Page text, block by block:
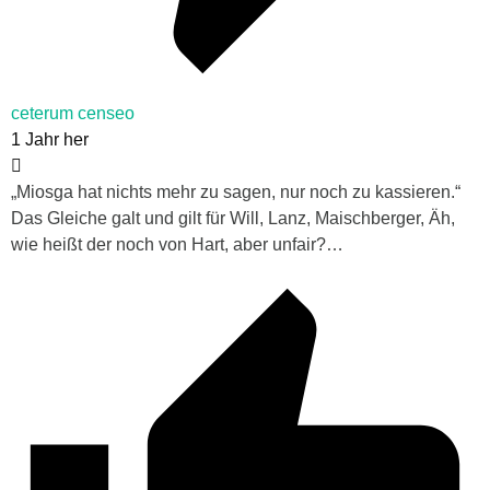
ceterum censeo
1 Jahr her
„Miosga hat nichts mehr zu sagen, nur noch zu kassieren.“
Das Gleiche galt und gilt für Will, Lanz, Maischberger, Äh,
wie heißt der noch von Hart, aber unfair?…